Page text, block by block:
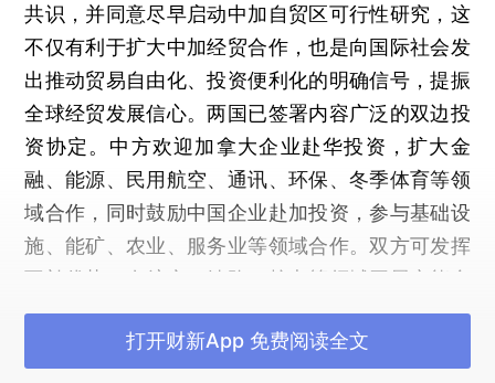
共识，并同意尽早启动中加自贸区可行性研究，这
不仅有利于扩大中加经贸合作，也是向国际社会发
出推动贸易自由化、投资便利化的明确信号，提振
全球经贸发展信心。两国已签署内容广泛的双边投
资协定。中方欢迎加拿大企业赴华投资，扩大金
融、能源、民用航空、通讯、环保、冬季体育等领
域合作，同时鼓励中国企业赴加投资，参与基础设
施、能矿、农业、服务业等领域合作。双方可发挥
互补优势，在航空、铁路、核电等领域开展产能合
作，将中国高性价比的产能同加拿大先进技术结合
起来，增强国际竞争力，拓展第三方合作，实现多
打开财新App 免费阅读全文